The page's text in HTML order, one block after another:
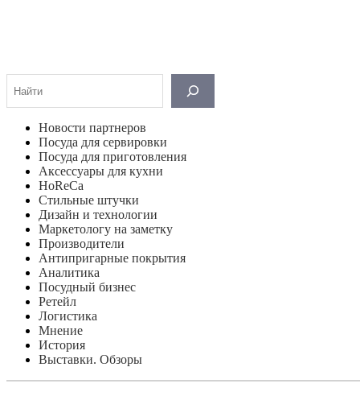
Новости партнеров
Посуда для сервировки
Посуда для приготовления
Аксессуары для кухни
HoReCa
Стильные штучки
Дизайн и технологии
Маркетологу на заметку
Производители
Антипригарные покрытия
Аналитика
Посудный бизнес
Ретейл
Логистика
Мнение
История
Выставки. Обзоры